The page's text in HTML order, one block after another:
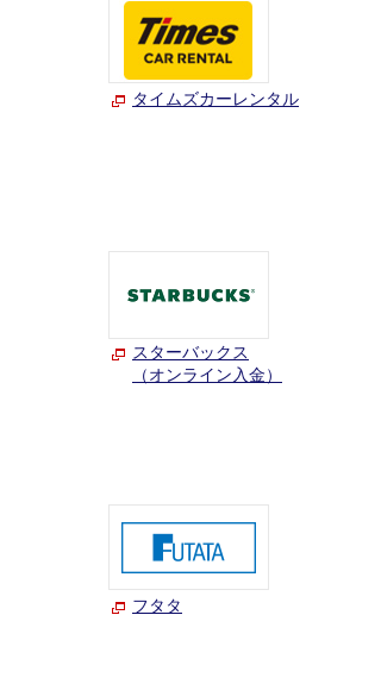
タイムズカーレンタル
スターバックス
（オンライン入金）
フタタ